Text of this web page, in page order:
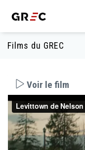
Films du GREC
Voir le film